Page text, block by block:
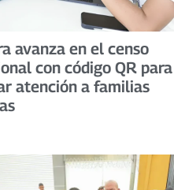
avanza en el censo
con código QR para
atención a familias